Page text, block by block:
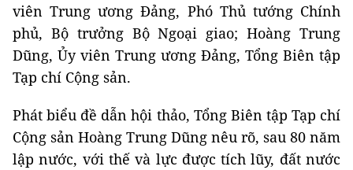
viên Trung ương Đảng, Phó Thủ tướng Chính
phủ, Bộ trưởng Bộ Ngoại giao; Hoàng Trung
Dũng, Ủy viên Trung ương Đảng, Tổng Biên tập
Tạp chí Cộng sản.
Phát biểu đề dẫn hội thảo, Tổng Biên tập Tạp chí
Cộng sản Hoàng Trung Dũng nêu rõ, sau 80 năm
lập nước, với thế và lực được tích lũy, đất nước